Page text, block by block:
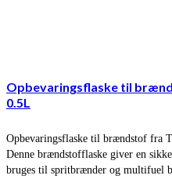
Opbevaringsflaske til
0.5L
Opbevaringsflaske til brændstof fra
Denne brændstofflaske giver en
bruges til spritbrænder og multifuel